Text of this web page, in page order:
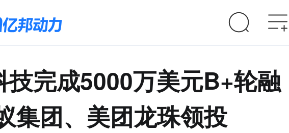
技完成5000万美元B+轮融
集团、美团龙珠领投